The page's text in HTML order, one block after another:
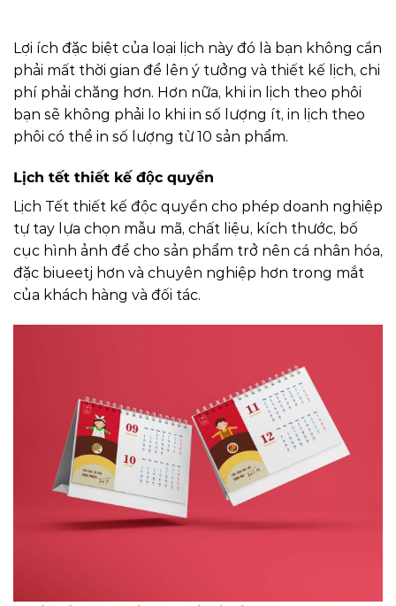
Lợi ích đặc biệt của loại lịch này đó là bạn không cần
phải mất thời gian để lên ý tưởng và thiết kế lịch, chi
phí phải chăng hơn. Hơn nữa, khi in lịch theo phôi
bạn sẽ không phải lo khi in số lượng ít, in lịch theo
phôi có thể in số lượng từ 10 sản phẩm.
Lịch tết thiết kế độc quyền
Lịch Tết thiết kế độc quyền cho phép doanh nghiệp
tự tay lựa chọn mẫu mã, chất liệu, kích thước, bố
cục hình ảnh để cho sản phẩm trở nên cá nhân hóa,
đặc biueetj hơn và chuyên nghiệp hơn trong mắt
của khách hàng và đối tác.